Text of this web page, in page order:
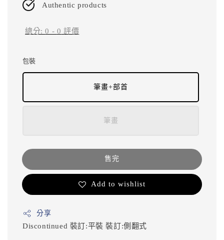
Authentic products
總分:0 - 0 評價
包裝
筆畫+部首
筆畫
售完
Add to wishlist
分享
Discontinued 裝訂:平裝裝訂:側翻式